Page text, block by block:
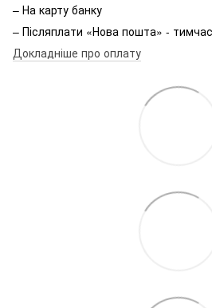
– На карту банку
– Післяплати «Нова пошта» -
Докладніше про оплату